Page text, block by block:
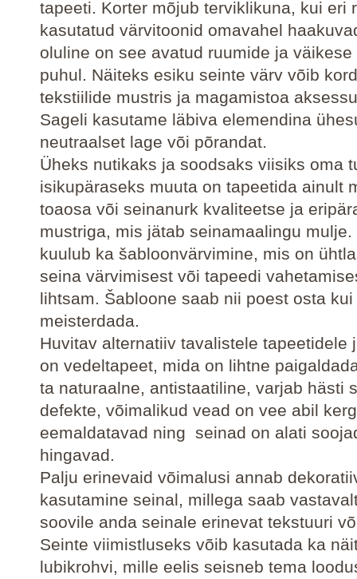
tapeeti. Korter mõjub terviklikuna, kui eri
kasutatud värvitoonid omavahel
oluline on see avatud ruumide ja väikese
puhul. Näiteks esiku seinte värv võib
tekstiilide mustris ja magamistoa
Sageli kasutame läbiva elemendina
neutraalset lage või põrandat.
Üheks nutikaks ja soodsaks viisiks oma
isikupäraseks muuta on tapeetida ainult
toaosa või seinanurk kvaliteetse ja
mustriga, mis jätab seinamaalingu
kuulub ka šabloonvärvimine, mis on
seina värvimisest või tapeedi
lihtsam. Šabloone saab nii poest osta
meisterdada.
Huvitav alternatiiv tavalistele tapeetidele
on vedeltapeet, mida on lihtne
ta naturaalne, antistaatiline, varjab hästi
defekte, võimalikud vead on vee abil
eemaldatavad ning seinad on alati
hingavad.
Palju erinevaid võimalusi annab
kasutamine seinal, millega saab
soovile anda seinale erinevat tekstuuri
Seinte viimistluseks võib kasutada ka
lubikrohvi, mille eelis seisneb tema